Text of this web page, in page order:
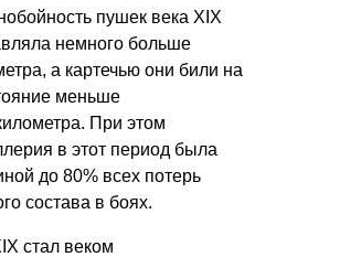
пушек века XIX
немного больше
а картечью они били на
меньше
При этом
в этот период была
до 80% всех потерь
состава в боях.
стал веком